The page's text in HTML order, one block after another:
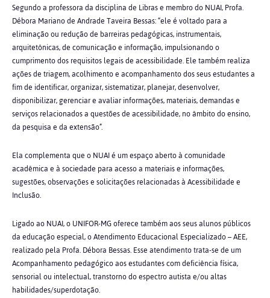
Segundo a professora da disciplina de Libras e membro do NUAI, Profa.
Débora Mariano de Andrade Taveira Bessas: “ele é voltado para a
eliminação ou redução de barreiras pedagógicas, instrumentais,
arquitetônicas, de comunicação e informação, impulsionando o
cumprimento dos requisitos legais de acessibilidade. Ele também realiza
ações de triagem, acolhimento e acompanhamento dos seus estudantes a
fim de identificar, organizar, sistematizar, planejar, desenvolver,
disponibilizar, gerenciar e avaliar informações, materiais, demandas e
serviços relacionados a questões de acessibilidade, no âmbito do ensino,
da pesquisa e da extensão”.
Ela complementa que o NUAI é um espaço aberto à comunidade
acadêmica e à sociedade para acesso a materiais e informações,
sugestões, observações e solicitações relacionadas à Acessibilidade e
Inclusão.
Ligado ao NUAI, o UNIFOR-MG oferece também aos seus alunos públicos
da educação especial, o Atendimento Educacional Especializado – AEE,
realizado pela Profa. Débora Bessas. Esse atendimento trata-se de um
Acompanhamento pedagógico aos estudantes com deficiência física,
sensorial ou intelectual, transtorno do espectro autista e/ou altas
habilidades/superdotação.